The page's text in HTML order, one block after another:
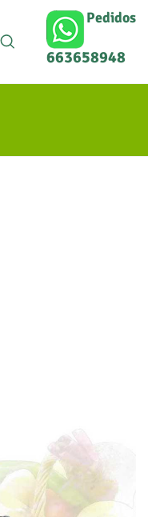
Pedidos
663658948